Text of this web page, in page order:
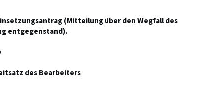
(Mitteilung über den Wegfall des
entgegenstand).
des Bearbeiters